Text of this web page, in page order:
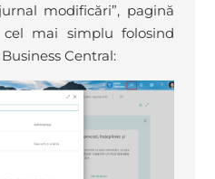
modificări”, pagină
mai simplu folosind
Central: